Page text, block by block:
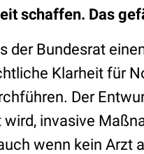
schaffen. Das
der Bundesrat
Klarheit für
Der
invasive
wenn kein Arzt